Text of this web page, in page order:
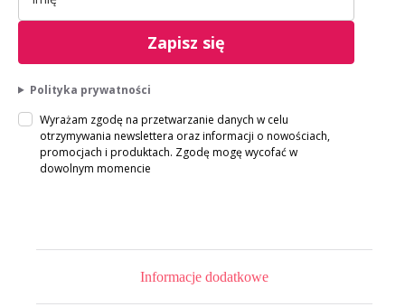
Zapisz się
Polityka prywatności
Wyrażam zgodę na przetwarzanie danych w celu
otrzymywania newslettera oraz informacji o nowościach,
promocjach i produktach. Zgodę mogę wycofać w
dowolnym momencie
Informacje dodatkowe